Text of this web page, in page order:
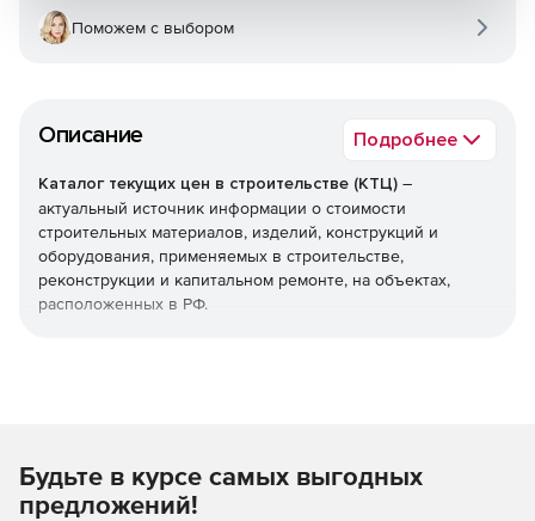
Описание Подробнее
Каталог текущих цен в строительстве (КТЦ) –
актуальный источник информации о стоимости
строительных материалов, изделий, конструкций и
оборудования, применяемых в строительстве,
реконструкции и капитальном ремонте, на объектах,
расположенных в РФ.
объектов, расположенных в Российской Федерации.
Поможем с выбором
Будьте в курсе самых выгодных
предложений!